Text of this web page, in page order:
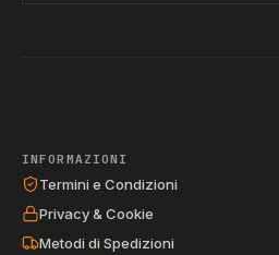
INFORMAZIONI
Termini e Condizioni
Privacy & Cookie
Metodi di Spedizioni